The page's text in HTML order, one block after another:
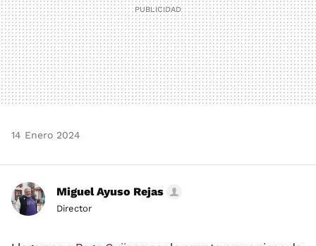
14 Enero 2024
Miguel Ayuso Rejas
Director